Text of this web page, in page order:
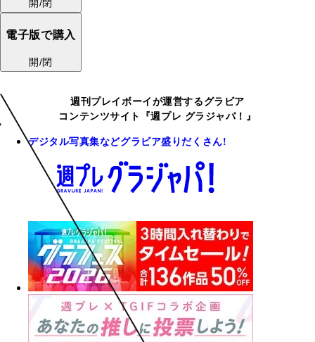
開/閉
電子版で購入
開/閉
週刊プレイボーイが運営するグラビア
コンテンツサイト『週プレ グラジャパ！』
デジタル写真集などグラビア盛りだくさん!